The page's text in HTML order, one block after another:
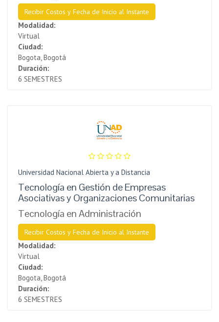
Recibir Costos y Fecha de Inicio al Instante
Modalidad:
Virtual
Ciudad:
Bogota, Bogotá
Duración:
6 SEMESTRES
Universidad Nacional Abierta y a Distancia
Tecnología en Gestión de Empresas
Asociativas y Organizaciones Comunitarias
Tecnología en Administración
Recibir Costos y Fecha de Inicio al Instante
Modalidad:
Virtual
Ciudad:
Bogota, Bogotá
Duración:
6 SEMESTRES